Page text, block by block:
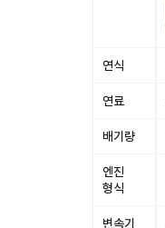
연식
연료
배기량
엔진
형식
변속기